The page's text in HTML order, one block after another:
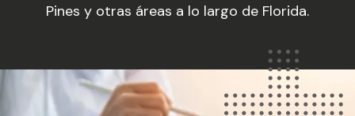
Pines y otras áreas a lo largo de Florida.